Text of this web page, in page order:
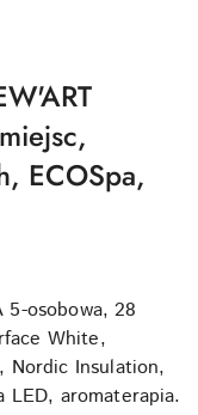
ECOSpa,
5-osobowa, 28
White,
Nordic Insulation,
LED, aromaterapia.